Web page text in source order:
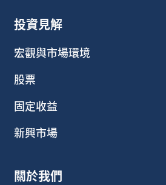
投資見解
宏觀與市場環境
股票
固定收益
新興市場
關於我們